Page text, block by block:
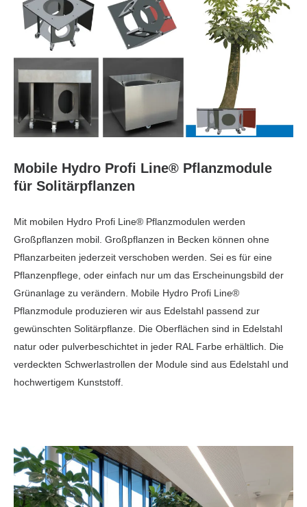
Mobile Hydro Profi Line® Pflanzmodule
für Solitärpflanzen
Mit mobilen Hydro Profi Line® Pflanzmodulen werden
Großpflanzen mobil. Großpflanzen in Becken können ohne
Pflanzarbeiten jederzeit verschoben werden. Sei es für eine
Pflanzenpflege, oder einfach nur um das Erscheinungsbild der
Grünanlage zu verändern. Mobile Hydro Profi Line®
Pflanzmodule produzieren wir aus Edelstahl passend zur
gewünschten Solitärpflanze. Die Oberflächen sind in Edelstahl
natur oder pulverbeschichtet in jeder RAL Farbe erhältlich. Die
verdeckten Schwerlastrollen der Module sind aus Edelstahl und
hochwertigem Kunststoff.